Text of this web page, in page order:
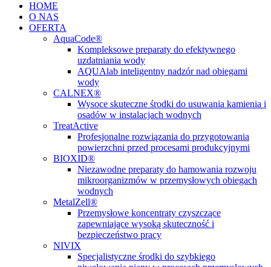
HOME
O NAS
OFERTA
AquaCode®
Kompleksowe preparaty do efektywnego
uzdatniania wody
AQUAlab inteligentny nadzór nad obiegami
wody
CALNEX®
Wysoce skuteczne środki do usuwania kamienia i
osadów w instalacjach wodnych
TreatActive
Profesjonalne rozwiązania do przygotowania
powierzchni przed procesami produkcyjnymi
BIOXID®
Niezawodne preparaty do hamowania rozwoju
mikroorganizmów w przemysłowych obiegach
wodnych
MetalZell®
Przemysłowe koncentraty czyszczące
zapewniające wysoką skuteczność i
bezpieczeństwo pracy
NIVIX
Specjalistyczne środki do szybkiego